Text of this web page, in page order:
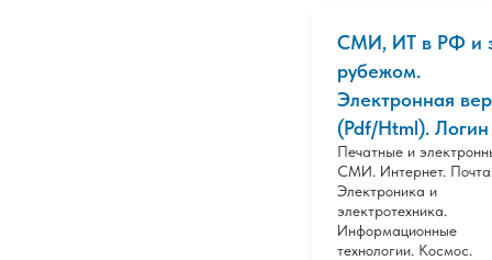
СМИ, ИТ в РФ и
рубежом.
Электронная
(Pdf/Html). Логин
Печатные и
СМИ. Интернет.
Электроника и
электротехника.
Информационные
технологии. Космос.